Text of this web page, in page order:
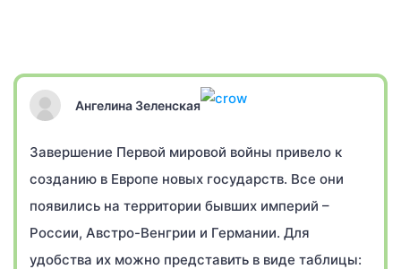
Ангелина Зеленская
Завершение Первой мировой войны привело к
созданию в Европе новых государств. Все они
появились на территории бывших империй –
России, Австро-Венгрии и Германии. Для
удобства их можно представить в виде таблицы: